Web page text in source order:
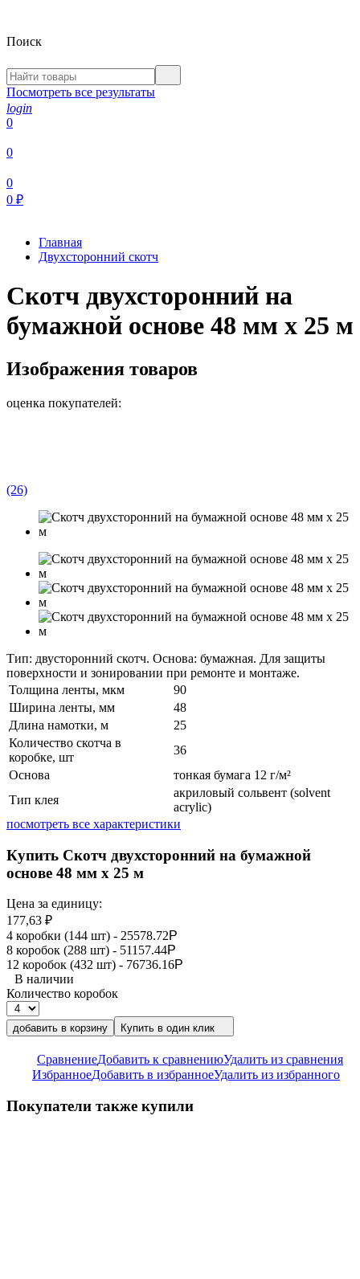
Поиск
Посмотреть все результаты
login
0
0
0
0 ₽
Главная
Двухсторонний скотч
Скотч двухсторонний на
бумажной основе 48 мм x 25 м
Изображения товаров
оценка покупателей:
(26)
Тип: двусторонний скотч. Основа: бумажная. Для защиты
поверхности и зонировании при ремонте и монтаже.
Толщина ленты, мкм
90
Ширина ленты, мм
48
Длина намотки, м
25
Количество скотча в
коробке, шт
36
Основа
тонкая бумага 12 г/м²
Тип клея
акриловый сольвент (solvent
acrylic)
посмотреть все характеристики
Купить Скотч двухсторонний на бумажной
основе 48 мм x 25 м
Цена за единицу:
177,63 ₽
4 коробки (144 шт) - 25578.72Р
8 коробок (288 шт) - 51157.44Р
12 коробок (432 шт) - 76736.16Р
В наличии
Количество коробок
добавить в корзину Купить в один клик
СравнениеДобавить к сравнениюУдалить из сравнения
ИзбранноеДобавить в избранноеУдалить из избранного
Покупатели также купили